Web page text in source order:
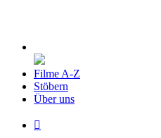
Filme A-Z
Stöbern
Über uns
